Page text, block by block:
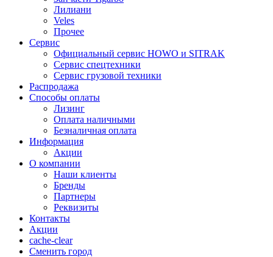
Лилиани
Veles
Прочее
Сервис
Официальный сервис HOWO и SITRAK
Сервис спецтехники
Сервис грузовой техники
Распродажа
Способы оплаты
Лизинг
Оплата наличными
Безналичная оплата
Информация
Акции
О компании
Наши клиенты
Бренды
Партнеры
Реквизиты
Контакты
Акции
cache-clear
Сменить город